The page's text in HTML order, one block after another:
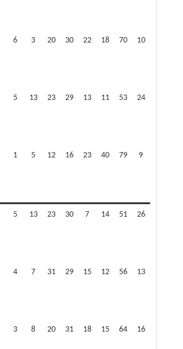
6 3 20 30 22 18 70 10
5 13 23 29 13 11 53 24
1 5 12 16 23 40 79 9
5 13 23 30 7 14 51 26
4 7 31 29 15 12 56 13
3 8 20 31 18 15 64 16